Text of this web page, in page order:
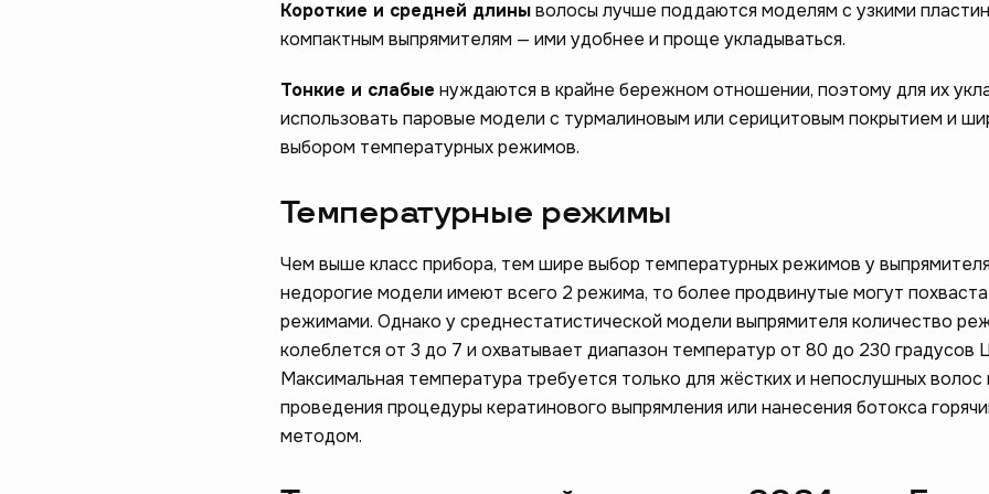
Короткие и средней длиныволосы лучше поддаются моделям с узкими
компактным выпрямителям — ими удобнее и проще укладываться.
Тонкие и слабые нуждаются в крайне бережном отношении, поэтому для их
использовать паровые модели с турмалиновым или серицитовым покрытием и
выбором температурных режимов.
Температурные режимы
Чем выше класс прибора, тем шире выбор температурных режимов у
недорогие модели имеют всего 2 режима, то более продвинутые могут
режимами. Однако у среднестатистической модели выпрямителя количество
колеблется от 3 до 7 и охватывает диапазон температур от 80 до 230 градусов
Максимальная температура требуется только для жёстких и непослушных волос
проведения процедуры кератинового выпрямления или нанесения ботокса
методом.